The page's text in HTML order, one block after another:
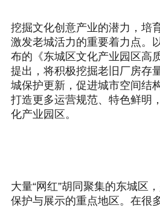
挖掘文化创意产业的潜力，培
激发老城活力的重要着力点。
布的《东城区文化产业园区高
提出，将积极挖掘老旧厂房存
城保护更新，促进城市空间结
打造更多运营规范、特色鲜明
化产业园区。
大量“网红”胡同聚集的东城区
保护与展示的重点地区。在很